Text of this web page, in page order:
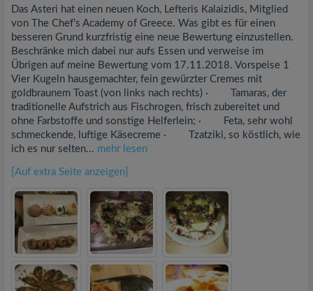
Das Asteri hat einen neuen Koch, Lefteris Kalaizidis, Mitglied
von The Chef’s Academy of Greece. Was gibt es für einen
besseren Grund kurzfristig eine neue Bewertung einzustellen.
Beschränke mich dabei nur aufs Essen und verweise im
Übrigen auf meine Bewertung vom 17.11.2018. Vorspeise 1
Vier Kugeln hausgemachter, fein gewürzter Cremes mit
goldbraunem Toast (von links nach rechts) · Tamaras, der
traditionelle Aufstrich aus Fischrogen, frisch zubereitet und
ohne Farbstoffe und sonstige Helferlein; · Feta, sehr wohl
schmeckende, luftige Käsecreme · Tzatziki, so köstlich, wie
ich es nur selten... mehr lesen
[Auf extra Seite anzeigen]